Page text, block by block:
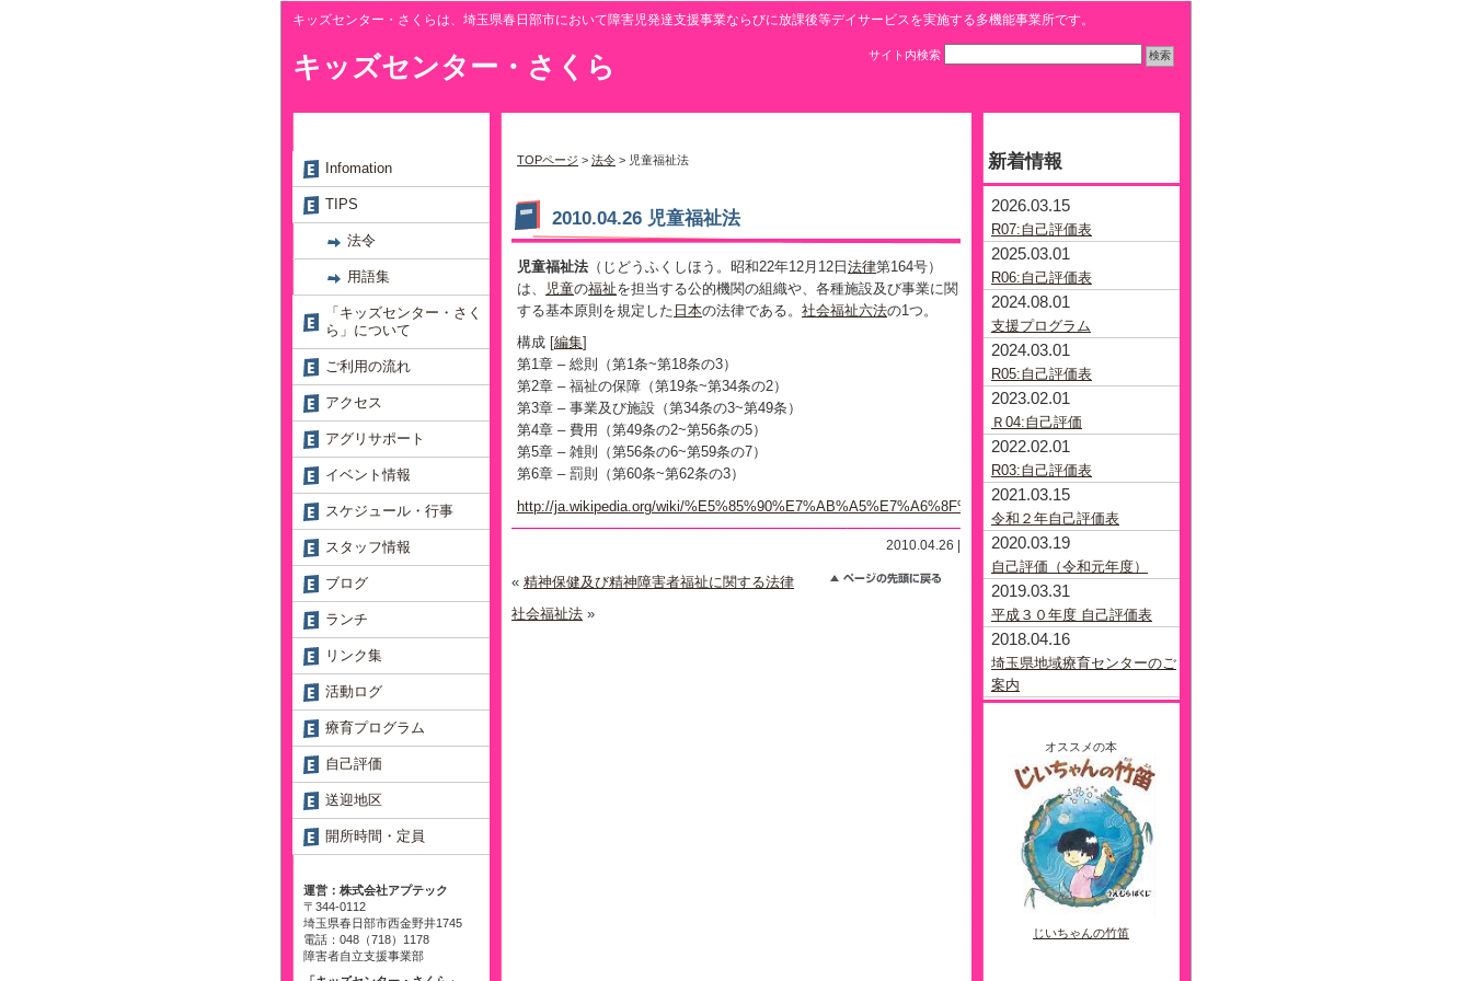
キッズセンター・さくらは、埼玉県春日部市において障害児発達支援事業ならびに放課後等デイサービスを実施する多機能事業所です。
キッズセンター・さくら サイト内検索
TOPページ > 法令 > 児童福祉法
2010.04.26 児童福祉法
児童福祉法 （じどうふくしほう。昭和22年12月12日法律第164号）
は、
児童の福祉を担当する公的機関の組織や、各種施設及び事業に関
する基本原則を規定した 日本の法律である。 社会福祉六法の1つ。
構成 [編集]
第1章 – 総則（第1条~第18条の3）
第2章 – 福祉の保障（第19条~第34条の2）
第3章 – 事業及び施設（第34条の3~第49条）
第4章 – 費用（第49条の2~第56条の5）
第5章 – 雑則（第56条の6~第59条の7）
第6章 – 罰則（第60条~第62条の3）
http://ja.wikipedia.org/wiki/%E5%85%90%E7%AB%A5%E7%A6%8F%E7%A5%89%E6%B3%95
2010.04.26 |
« 精神保健及び精神障害者福祉に関する法律
社会福祉法 »
Infomation
TIPS
法令
用語集
「キッズセンター・さく
ら」について
ご利用の流れ
アクセス
アグリサポート
イベント情報
スケジュール・行事
スタッフ情報
ブログ
ランチ
リンク集
活動ログ
療育プログラム
自己評価
送迎地区
開所時間・定員
運営：株式会社アプテック
〒344-0112
埼玉県春日部市西金野井1745
電話：048（718）1178
障害者自立支援事業部
新着情報
2026.03.15
R07:自己評価表
2025.03.01
R06:自己評価表
2024.08.01
支援プログラム
2024.03.01
R05:自己評価表
2023.02.01
Ｒ04:自己評価
2022.02.01
R03:自己評価表
2021.03.15
令和２年自己評価表
2020.03.19
自己評価（令和元年度）
2019.03.31
平成３０年度 自己評価表
2018.04.16
埼玉県地域療育センターのご
案内
オススメの本
じいちゃんの竹笛